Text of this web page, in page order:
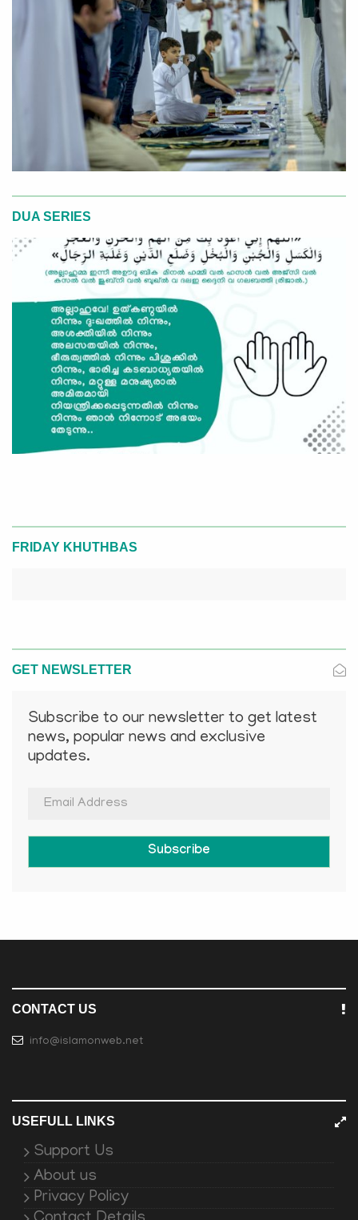
DUA SERIES
FRIDAY KHUTHBAS
GET NEWSLETTER
Subscribe to our newsletter to get latest
news, popular news and exclusive
updates.
Subscribe
CONTACT US
info@islamonweb.net
USEFULL LINKS
Support Us
About us
Privacy Policy